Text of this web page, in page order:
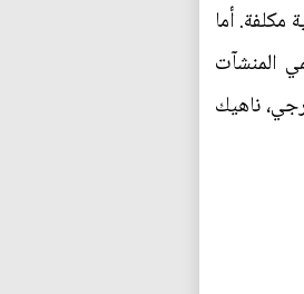
مكلفة. أما
المنشآت
ناهيك